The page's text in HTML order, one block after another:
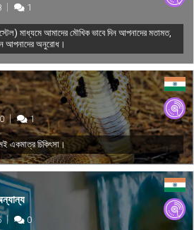
1
মাধ্যমে আমাদের মৌখিক ভাবে দিন আপনাদের মতামত,
আপনাদের অনুরোধ।
1
একমাত্র চিকিৎসা।
0